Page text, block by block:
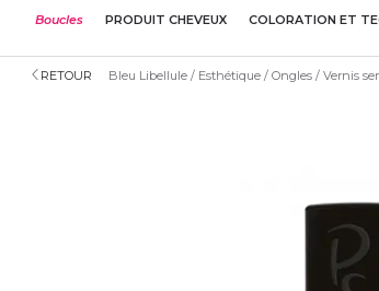
Boucles PRODUIT CHEVEUX COLORATION ET
RETOUR Bleu Libellule Esthétique Ongles Vernis